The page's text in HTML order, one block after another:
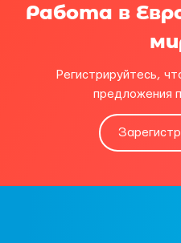
Работа в
Регистрируйтесь,
предложения